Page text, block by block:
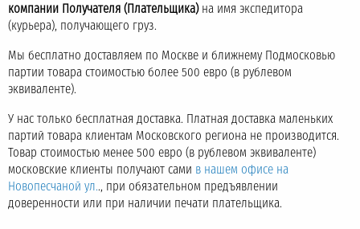
компании Получателя (Плательщика)на имя экспедитора
(курьера), получающего груз.
Мы бесплатно доставляем по Москве и ближнему Подмосковью
партии товара стоимостью более 500 евро (в рублевом
эквиваленте).
У нас только бесплатная доставка. Платная доставка маленьких
партий товара клиентам Московского региона не производится.
Товар стоимостью менее 500 евро (в рублевом эквиваленте)
московские клиенты получают сами в нашем офисе на
Новопесчаной ул.., при обязательном предъявлении
доверенности или при наличии печати плательщика.